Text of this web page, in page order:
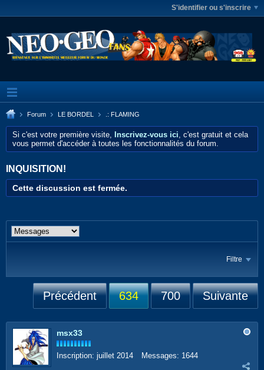
S'identifier ou s'inscrire
Forum LE BORDEL .: FLAMING
Si c'est votre première visite, Inscrivez-vous ici, c'est gratuit et cela
vous permet d'accéder à toutes les fonctionnalités du forum.
INQUISITION!
Cette discussion est fermée.
Filtre
Précédent 634 700 Suivante
msx33
Inscription: juillet 2014 Messages: 1644